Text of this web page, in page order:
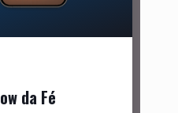
da Fé